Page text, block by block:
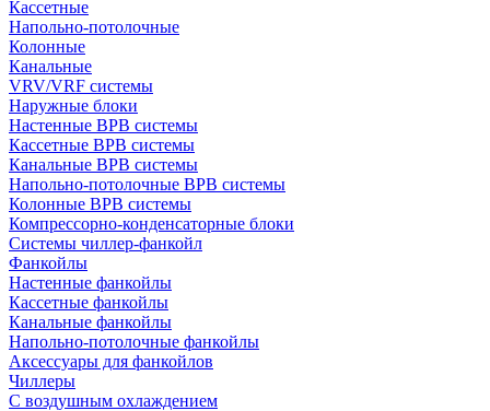
Кассетные
Напольно-потолочные
Колонные
Канальные
VRV/VRF системы
Наружные блоки
Настенные ВРВ системы
Кассетные ВРВ системы
Канальные ВРВ системы
Напольно-потолочные ВРВ системы
Колонные ВРВ системы
Компрессорно-конденсаторные блоки
Системы чиллер-фанкойл
Фанкойлы
Настенные фанкойлы
Кассетные фанкойлы
Канальные фанкойлы
Напольно-потолочные фанкойлы
Аксессуары для фанкойлов
Чиллеры
С воздушным охлаждением